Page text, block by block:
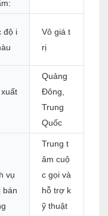
độ i
Vô giá t
rị
Quảng
Đông,
Trung
Quốc
vụ
bán
Trung t
âm cuộ
c gọi và
hỗ trợ k
ỹ thuật